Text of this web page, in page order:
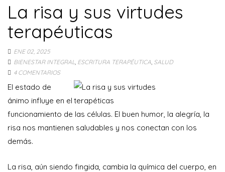
La risa y sus virtudes
terapéuticas
ENE 02, 2025
BIENESTAR INTEGRAL, ESCRITURA TERAPÉUTICA, SALUD
4 COMENTARIOS
El estado de
ánimo influye en el
funcionamiento de las células. El buen humor, la alegría, la
risa nos mantienen saludables y nos conectan con los
demás.
La risa, aún siendo fingida, cambia la química del cuerpo, en